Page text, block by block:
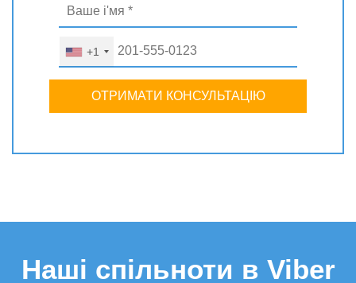
+1
ОТРИМАТИ КОНСУЛЬТАЦІЮ
Наші спільноти в Viber